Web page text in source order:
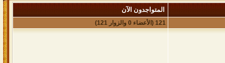
المتواجدون الآن
121 (الأعضاء 0 والزوار 121)